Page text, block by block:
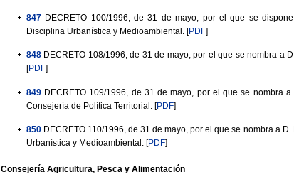
847 DECRETO 100/1996, de 31 de mayo, por el que se
Disciplina Urbanística y Medioambiental. [PDF]
848 DECRETO 108/1996, de 31 de mayo, por el que se nombra a
[PDF]
849 DECRETO 109/1996, de 31 de mayo, por el que se nombra
Consejería de Política Territorial. [PDF]
850 DECRETO 110/1996, de 31 de mayo, por el que se nombra a
Urbanística y Medioambiental. [PDF]
Consejería Agricultura, Pesca y Alimentación